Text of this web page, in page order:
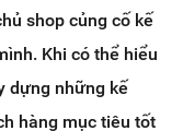
shop củng cố kế
Khi có thể hiểu
dựng những kế
hàng mục tiêu tốt